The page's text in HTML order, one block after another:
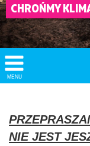
CHROŃMY
Show/
Hide
MENU
NIE JEST